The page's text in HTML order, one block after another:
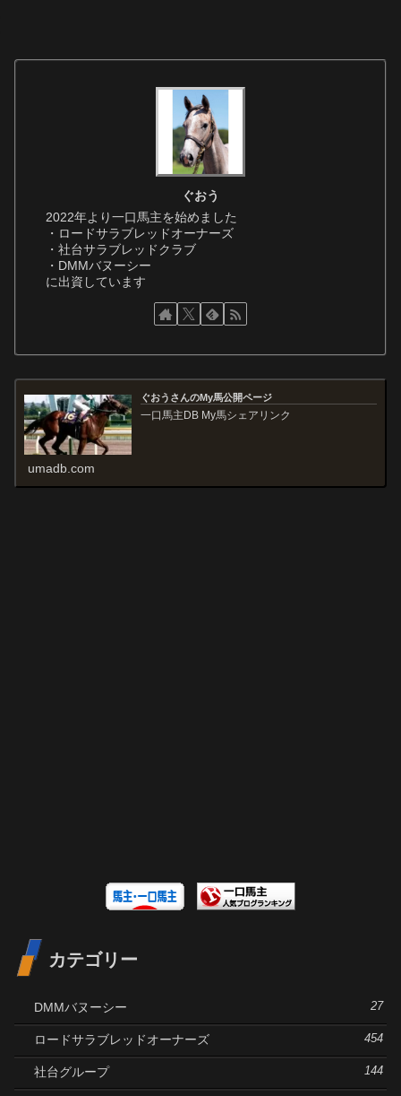
ぐおう
2022年より一口馬主を始めました
・ロードサラブレッドオーナーズ
・社台サラブレッドクラブ
・DMMバヌーシー
に出資しています
ぐおうさんのMy馬公開ページ
一口馬主DB My馬シェアリンク
umadb.com
カテゴリー
DMMバヌーシー 27
ロードサラブレッドオーナーズ 454
社台グループ 144